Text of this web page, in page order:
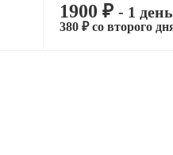
1900 ₽ - 1 день
380 ₽ со второго